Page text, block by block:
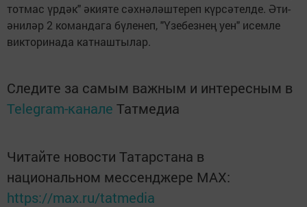
тотмас үрдәк" әкияте сәхнәләштереп күрсәтелде. Әти-
әниләр 2 командага бүленеп, "Үзебезнең уен" исемле
викторинада катнаштылар.
Следите за самым важным и интересным в
Telegram-канале Татмедиа
Читайте новости Татарстана в
национальном мессенджере MАХ:
https://max.ru/tatmedia